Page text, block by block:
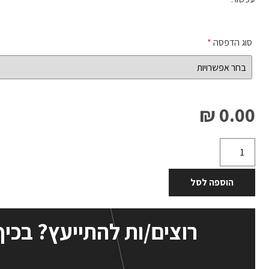
סוג הדפסה*
0.00 ₪
הוספה לסל
רוצים/ות להתייעץ?